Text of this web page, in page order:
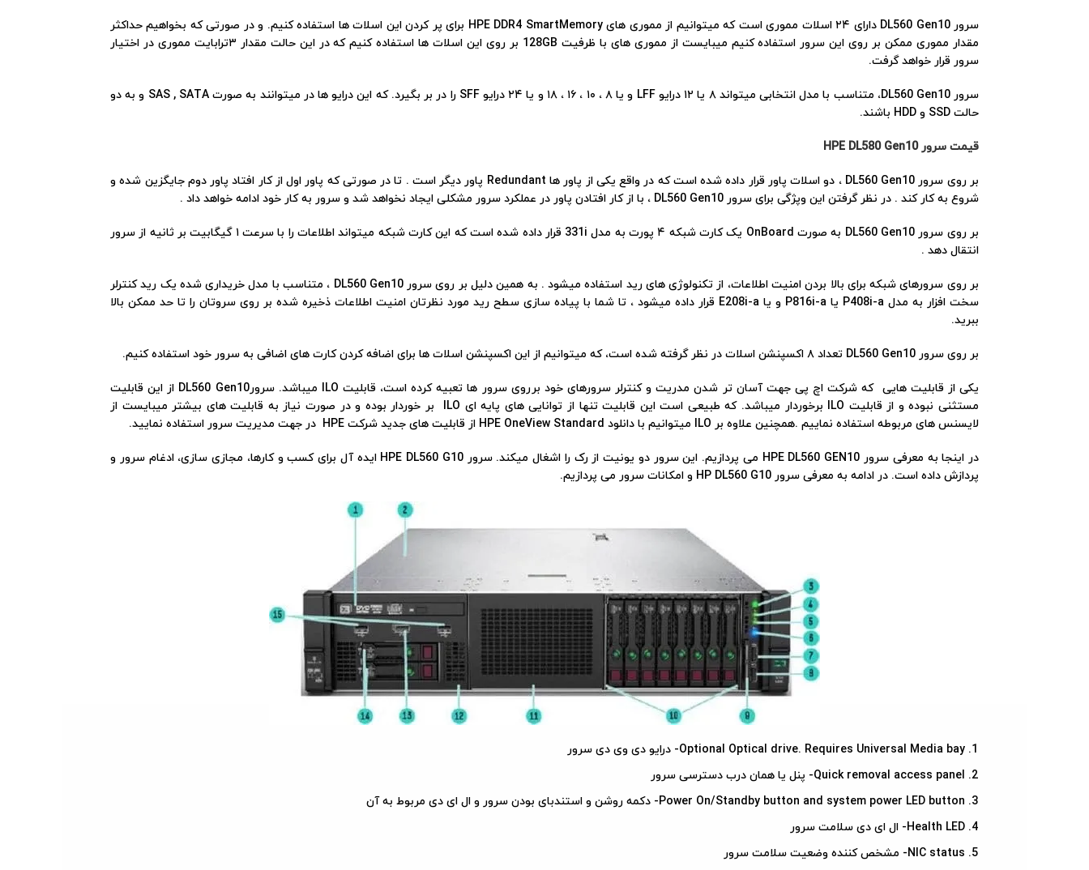
سرور DL560 Gen10 دارای ۲۴ اسلات مموری است که میتوانیم از مموری های HPE DDR4 SmartMemory برای پر کردن این اسلات ها استفاده کنیم. و در صورتی که بخواهیم حداکثر
مقدار مموری ممکن بر روی این سرور استفاده کنیم میبایست از مموری های با ظرفیت 128GB بر روی این اسلات ها استفاده کنیم که در این حالت مقدار ۳ترابایت مموری در اختیار
سرور قرار خواهد گرفت.
سرور DL560 Gen10، متناسب با مدل انتخابی میتواند ۸ یا ۱۲ درایو LFF و یا ۸ ، ۱۰ ، ۱۶ ، ۱۸ و یا ۲۴ درایو SFF را در بر بگیرد. که این درایو ها در میتوانند به صورت SAS , SATA و به دو
حالت SSD و HDD باشند.
قیمت سرور HPE DL580 Gen10
بر روی سرور DL560 Gen10 ، دو اسلات پاور قرار داده شده است که در واقع یکی از پاور ها Redundant پاور دیگر است . تا در صورتی که پاور اول از کار افتاد پاور دوم جایگزین شده و
شروع به کار کند . در نظر گرفتن این وپژگی برای سرور DL560 Gen10 ، با از کار افتادن پاور در عملکرد سرور مشکلی ایجاد نخواهد شد و سرور به کار خود ادامه خواهد داد .
بر روی سرور DL560 Gen10 به صورت OnBoard یک کارت شبکه ۴ پورت به مدل 331i قرار داده شده است که این کارت شبکه میتواند اطلاعات را با سرعت ۱ گیگابیت بر ثانیه از سرور
انتقال دهد .
بر روی سرورهای شبکه برای بالا بردن امنیت اطلاعات، از تکنولوژی های رید استفاده میشود . به همین دلیل بر روی سرور DL560 Gen10 ، متناسب با مدل خریداری شده یک رید کنترلر
سخت افزار به مدل P408i-a یا P816i-a و یا E208i-a قرار داده میشود ، تا شما با پیاده سازی سطح رید مورد نظرتان امنیت اطلاعات ذخیره شده بر روی سروتان را تا حد ممکن بالا
ببرید.
بر روی سرور DL560 Gen10 تعداد ۸ اکسپنشن اسلات در نظر گرفته شده است، که میتوانیم از این اکسپنشن اسلات ها برای اضافه کردن کارت های اضافی به سرور خود استفاده کنیم.
یکی از قابلیت هایی که شرکت اچ پی جهت آسان تر شدن مدریت و کنترلر سرورهای خود برروی سرور ها تعبیه کرده است، قابلیت ILO میباشد. سرورDL560 Gen10 از این قابلیت
مستثنی نبوده و از قابلیت ILO برخوردار میباشد. که طبیعی است این قابلیت تنها از توانایی های پایه ای ILO بر خوردار بوده و در صورت نیاز به قابلیت های بیشتر میبایست از
لایسنس های مربوطه استفاده نماییم .همچنین علاوه بر ILO میتوانیم با دانلود HPE OneView Standard از قابلیت های جدید شرکت HPE در جهت مدیریت سرور استفاده نمایید.
در اینجا به معرفی سرور HPE DL560 GEN10 می پردازیم. این سرور دو یونیت از رک را اشغال میکند. سرور HPE DL560 G10 ایده آل برای کسب و کارها، مجازی سازی، ادغام سرور و
پردازش داده است. در ادامه به معرفی سرور HP DL560 G10 و امکانات سرور می پردازیم.
Optional Optical drive. Requires Universal Media bay- درایو دی وی دی سرور
Quick removal access panel- پنل یا همان درب دسترسی سرور
Power On/Standby button and system power LED button- دکمه روشن و استندبای بودن سرور و ال ای دی مربوط به آن
Health LED- ال ای دی سلامت سرور
NIC status- مشخص کننده وضعیت سلامت سرور